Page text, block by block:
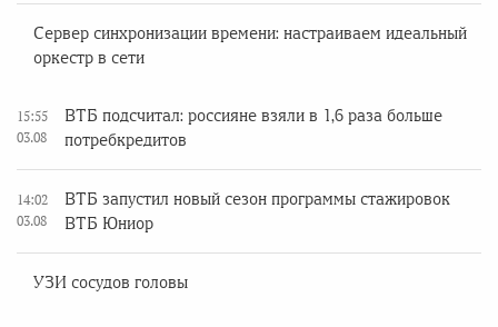
Сервер синхронизации времени: настраиваем идеальный
оркестр в сети
15:55
03.08
ВТБ подсчитал: россияне взяли в 1,6 раза больше
потребкредитов
14:02
03.08
ВТБ запустил новый сезон программы стажировок
ВТБ Юниор
УЗИ сосудов головы